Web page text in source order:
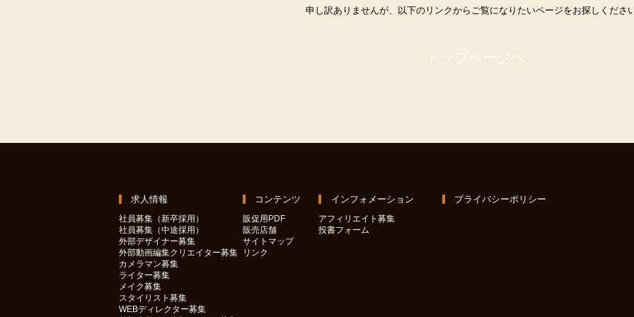
申し訳ありませんが、以下のリンクからご覧になりたいページをお探しくださ
トップページへ
求人情報
社員募集（新卒採用）
社員募集（中途採用）
外部デザイナー募集
外部動画編集クリエイター募集
カメラマン募集
ライター募集
メイク募集
スタイリスト募集
WEBディレクター募集
コンテンツ
販促用PDF
販売店舗
サイトマップ
リンク
インフォメーション
アフィリエイト募集
投書フォーム
プライバシーポリシー